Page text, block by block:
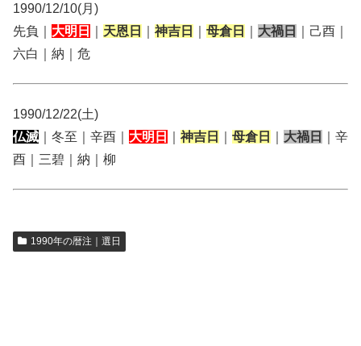
1990/12/10(月)
先負｜ 大明日 天恩日 神吉日 母倉日 大禍日
｜己酉｜
六白｜納｜危
1990/12/22(土)
仏滅 ｜冬至｜辛酉｜ 大明日 神吉日 母倉日 大禍日
｜辛
酉｜三碧｜納｜柳
1990年の暦注｜選日